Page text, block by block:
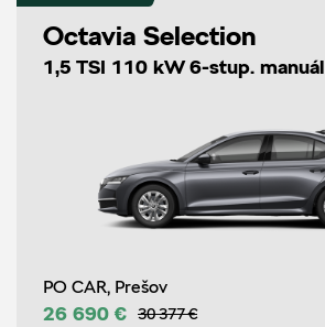
Octavia Selection
1,5 TSI 110 kW 6-stup. manuál
PO CAR, Prešov
26 690 € 30 377 €